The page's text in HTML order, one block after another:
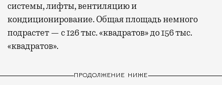
системы, лифты, вентиляцию и
кондиционирование. Общая площадь немного
подрастет — с 126 тыс. «квадратов» до 156 тыс.
«квадратов».
ПРОДОЛЖЕНИЕ НИЖЕ